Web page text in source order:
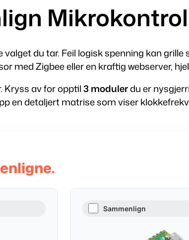
du tar. Feil logisk spenning kan
med Zigbee eller en kraftig webserver,
Kryss av for opptil3 modulerdu er
en detaljert matrise som viser
Sammenlign